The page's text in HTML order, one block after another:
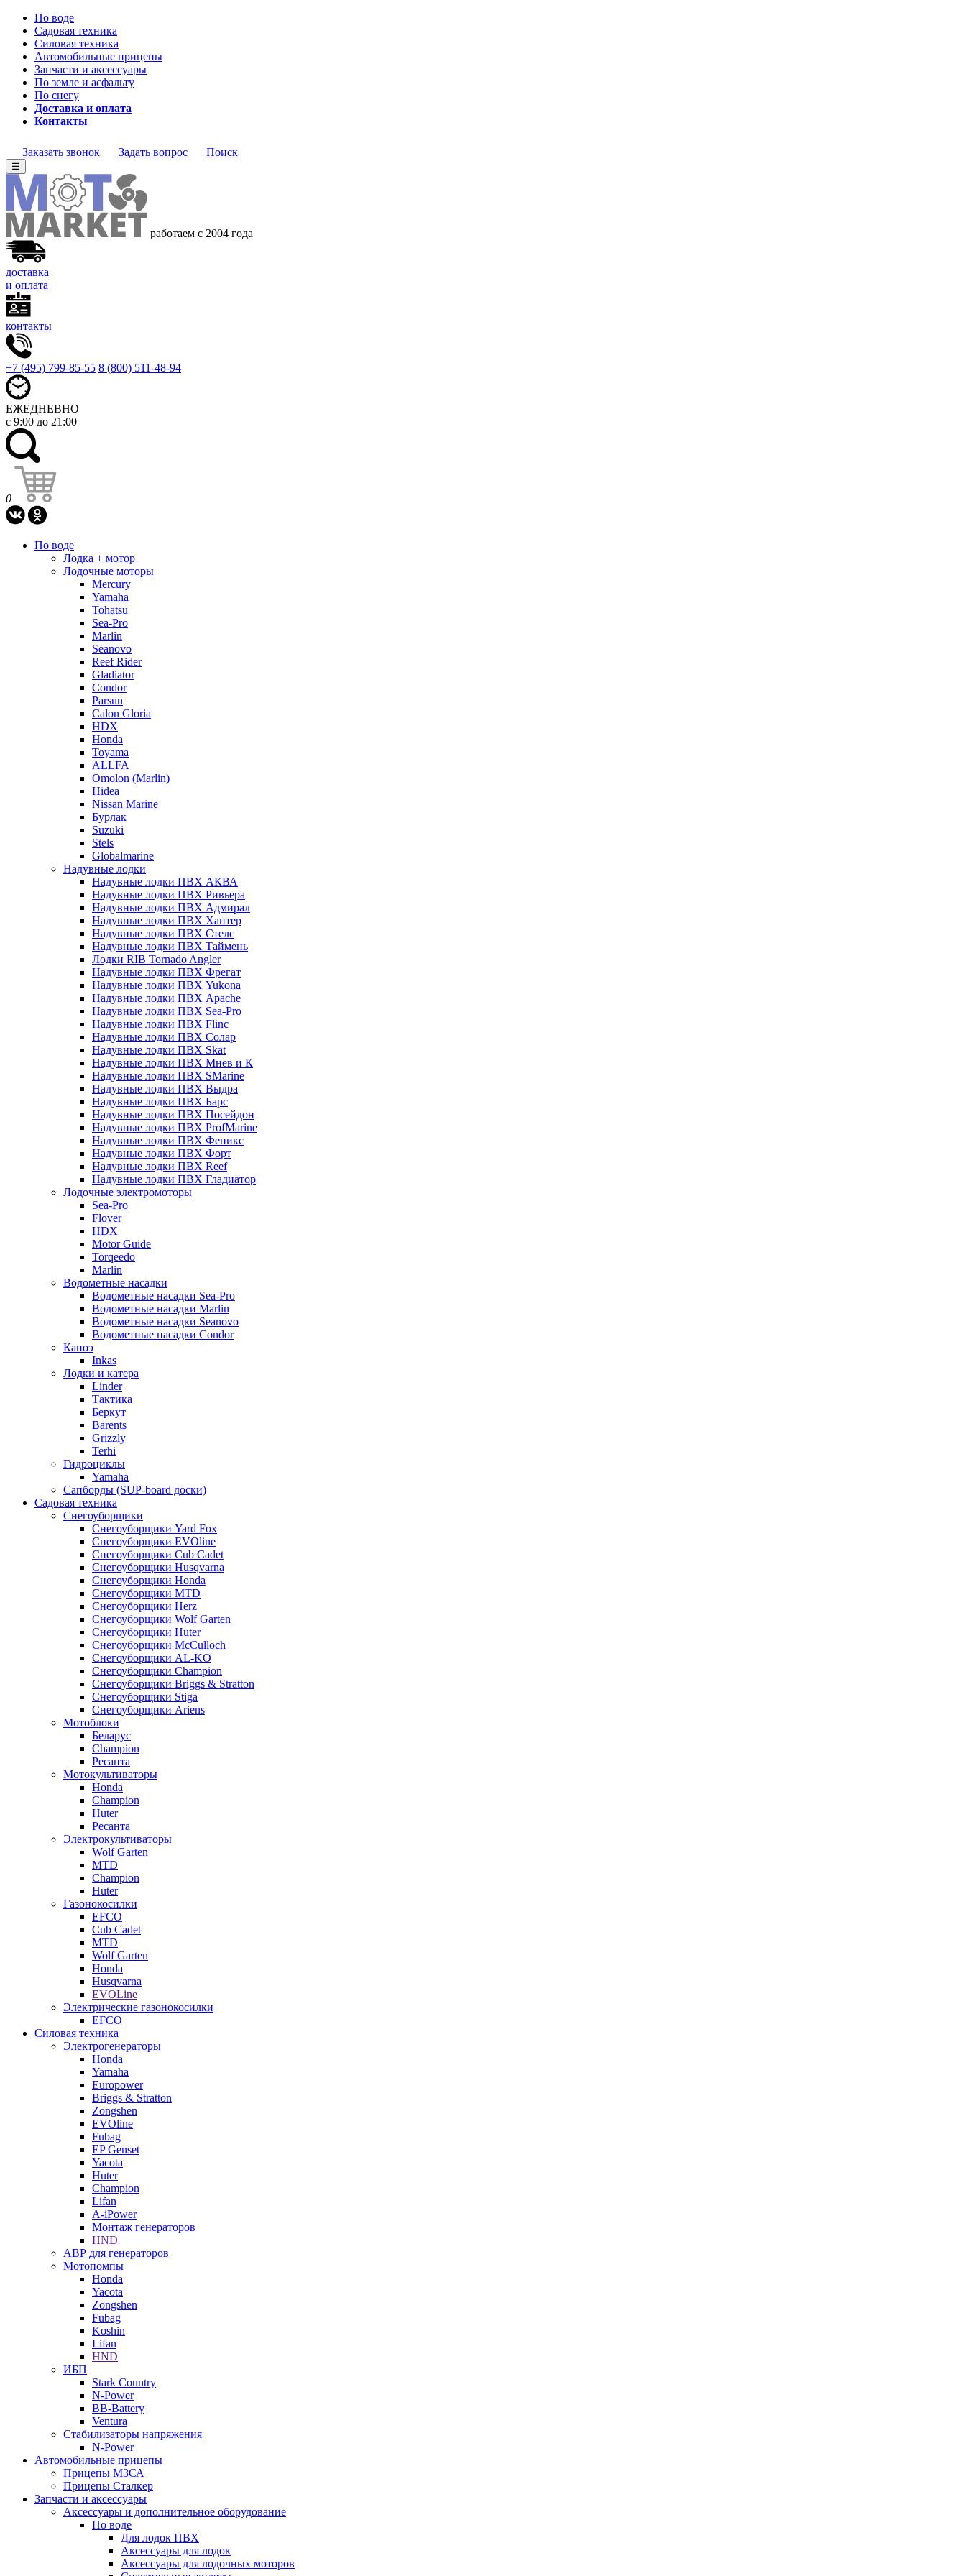
По воде
Садовая техника
Силовая техника
Автомобильные прицепы
Запчасти и аксессуары
По земле и асфальту
По снегу
Доставка и оплата
Контакты
Заказать звонок Задать вопрос Поиск
☰
работаем с 2004 года
доставка
и оплата
контакты
+7 (495) 799-85-55 8 (800) 511-48-94
ЕЖЕДНЕВНО
с 9:00 до 21:00
0
По воде
Лодка + мотор
Лодочные моторы
Mercury
Yamaha
Tohatsu
Sea-Pro
Marlin
Seanovo
Reef Rider
Gladiator
Condor
Parsun
Calon Gloria
HDX
Honda
Toyama
ALLFA
Omolon (Marlin)
Hidea
Nissan Marine
Бурлак
Suzuki
Stels
Globalmarine
Надувные лодки
Надувные лодки ПВХ АКВА
Надувные лодки ПВХ Ривьера
Надувные лодки ПВХ Адмирал
Надувные лодки ПВХ Хантер
Надувные лодки ПВХ Стелс
Надувные лодки ПВХ Таймень
Лодки RIB Tornado Angler
Надувные лодки ПВХ Фрегат
Надувные лодки ПВХ Yukona
Надувные лодки ПВХ Apache
Надувные лодки ПВХ Sea-Pro
Надувные лодки ПВХ Flinc
Надувные лодки ПВХ Солар
Надувные лодки ПВХ Skat
Надувные лодки ПВХ Мнев и К
Надувные лодки ПВХ SMarine
Надувные лодки ПВХ Выдра
Надувные лодки ПВХ Барс
Надувные лодки ПВХ Посейдон
Надувные лодки ПВХ ProfMarine
Надувные лодки ПВХ Феникс
Надувные лодки ПВХ Форт
Надувные лодки ПВХ Reef
Надувные лодки ПВХ Гладиатор
Лодочные электромоторы
Sea-Pro
Flover
HDX
Motor Guide
Torqeedo
Marlin
Водометные насадки
Водометные насадки Sea-Pro
Водометные насадки Marlin
Водометные насадки Seanovo
Водометные насадки Condor
Каноэ
Inkas
Лодки и катера
Linder
Тактика
Беркут
Barents
Grizzly
Terhi
Гидроциклы
Yamaha
Сапборды (SUP-board доски)
Садовая техника
Снегоуборщики
Снегоуборщики Yard Fox
Снегоуборщики EVOline
Снегоуборщики Cub Cadet
Снегоуборщики Husqvarna
Снегоуборщики Honda
Снегоуборщики MTD
Снегоуборщики Herz
Снегоуборщики Wolf Garten
Снегоуборщики Huter
Снегоуборщики McCulloch
Снегоуборщики AL-KO
Снегоуборщики Champion
Снегоуборщики Briggs & Stratton
Снегоуборщики Stiga
Снегоуборщики Ariens
Мотоблоки
Беларус
Champion
Ресанта
Мотокультиваторы
Honda
Champion
Huter
Ресанта
Электрокультиваторы
Wolf Garten
MTD
Champion
Huter
Газонокосилки
EFCO
Cub Cadet
MTD
Wolf Garten
Honda
Husqvarna
EVOLine
Электрические газонокосилки
EFCO
Силовая техника
Электрогенераторы
Honda
Yamaha
Europower
Briggs & Stratton
Zongshen
EVOline
Fubag
EP Genset
Yacota
Huter
Champion
Lifan
A-iPower
Монтаж генераторов
HND
АВР для генераторов
Мотопомпы
Honda
Yacota
Zongshen
Fubag
Koshin
Lifan
HND
ИБП
Stark Country
N-Power
BB-Battery
Ventura
Стабилизаторы напряжения
N-Power
Автомобильные прицепы
Прицепы МЗСА
Прицепы Сталкер
Запчасти и аксессуары
Аксессуары и дополнительное оборудование
По воде
Для лодок ПВХ
Аксессуары для лодок
Аксессуары для лодочных моторов